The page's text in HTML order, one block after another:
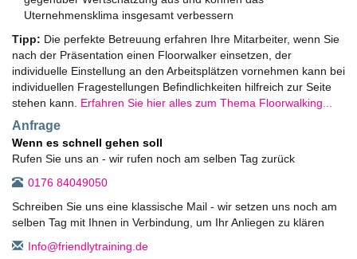
Uternehmensklima insgesamt verbessern
Tipp: Die perfekte Betreuung erfahren Ihre Mitarbeiter, wenn Sie
nach der Präsentation einen Floorwalker einsetzen, der
individuelle Einstellung an den Arbeitsplätzen vornehmen kann bei
individuellen Fragestellungen Befindlichkeiten hilfreich zur Seite
stehen kann. Erfahren Sie hier alles zum Thema Floorwalking...
Anfrage
Wenn es schnell gehen soll
Rufen Sie uns an - wir rufen noch am selben Tag zurück
0176 84049050
Schreiben Sie uns eine klassische Mail - wir setzen uns noch am
selben Tag mit Ihnen in Verbindung, um Ihr Anliegen zu klären
ed.gniniartyldneirf@ofnI